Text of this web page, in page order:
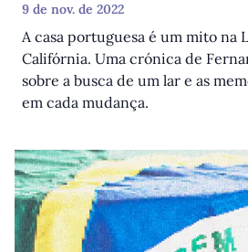
9 de nov. de 2022
A casa portuguesa é um mito na
Califórnia. Uma crónica de
sobre a busca de um lar e as
em cada mudança.